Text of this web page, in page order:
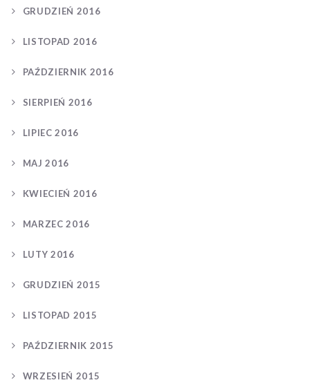
GRUDZIEŃ 2016
LISTOPAD 2016
PAŹDZIERNIK 2016
SIERPIEŃ 2016
LIPIEC 2016
MAJ 2016
KWIECIEŃ 2016
MARZEC 2016
LUTY 2016
GRUDZIEŃ 2015
LISTOPAD 2015
PAŹDZIERNIK 2015
WRZESIEŃ 2015